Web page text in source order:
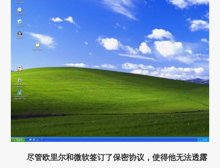
尽管欧里尔和微软签订了保密协议，使得他无法透露